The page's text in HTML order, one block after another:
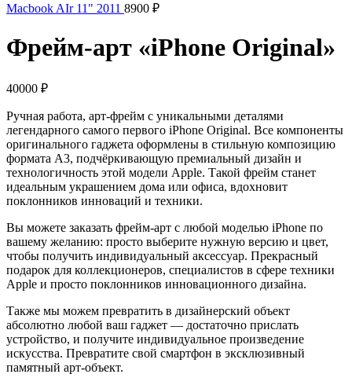
Macbook AIr 11" 2011 8900 ₽
Фрейм-арт «iPhone Original»
40000 ₽
Ручная работа, арт-фрейм с уникальными деталями
легендарного самого первого iPhone Original. Все компоненты
оригинального гаджета оформлены в стильную композицию
формата А3, подчёркивающую премиальный дизайн и
технологичность этой модели Apple. Такой фрейм станет
идеальным украшением дома или офиса, вдохновит
поклонников инноваций и техники.
Вы можете заказать фрейм-арт с любой моделью iPhone по
вашему желанию: просто выберите нужную версию и цвет,
чтобы получить индивидуальный аксессуар. Прекрасный
подарок для коллекционеров, специалистов в сфере техники
Apple и просто поклонников инновационного дизайна.
Также мы можем превратить в дизайнерский объект
абсолютно любой ваш гаджет — достаточно прислать
устройство, и получите индивидуальное произведение
искусства. Превратите свой смартфон в эксклюзивный
памятный арт-объект.